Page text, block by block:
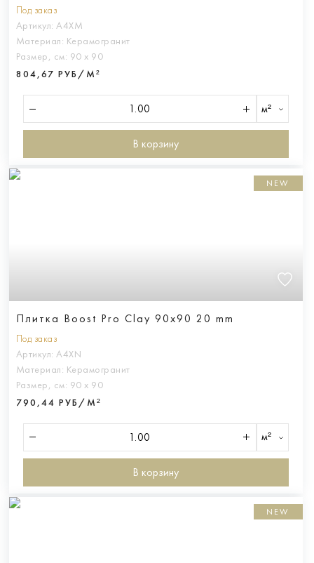
Под заказ
Артикул: A4XM
Материал: Керамогранит
Размер, см: 90 х 90
804,67 РУБ/М²
м²
В корзину
NEW
Плитка Boost Pro Clay 90x90 20 mm
Под заказ
Артикул: A4XN
Материал: Керамогранит
Размер, см: 90 х 90
790,44 РУБ/М²
м²
В корзину
NEW